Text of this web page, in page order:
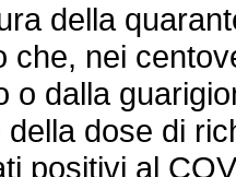
della
che, nei
o dalla
dose di
positivi al